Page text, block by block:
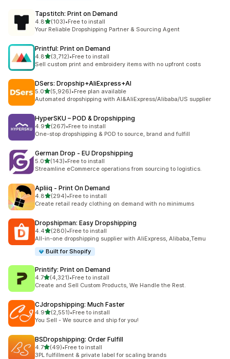
Tapstitch: Print on Demand
4.85つ星中
(103)
合計レビュー数：103件
•Free to install
Your Reliable Dropshipping Partner & Sourcing Agent
Printful: Print on Demand
4.85つ星中
(3,712)
合計レビュー数：3712件
•Free to install
Sell custom print and embroidery items with no upfront costs
DSers: Dropship+AliExpress+AI
5.05つ星中
(5,926)
合計レビュー数：5926件
•Free plan available
Automated dropshipping with AI&AliExpress/Alibaba/US supplier
HyperSKU – POD & Dropshipping
4.95つ星中
(267)
合計レビュー数：267件
•Free to install
One-stop dropshipping & POD to source, brand and fulfill
German Drop ‑ EU Dropshipping
5.05つ星中
(143)
合計レビュー数：143件
•Free to install
Streamline eCommerce operations from sourcing to logistics.
Apliiq ‑ Print On Demand
4.85つ星中
(294)
合計レビュー数：294件
•Free to install
Create retail ready clothing on demand with no minimums
Dropshipman: Easy Dropshipping
4.45つ星中
(280)
合計レビュー数：280件
•Free to install
All-in-one dropshipping supplier with AliExpress, Alibaba,Temu
Built for Shopify
Printify: Print on Demand
4.75つ星中
(4,321)
合計レビュー数：4321件
•Free to install
Create and Sell Custom Products, We Handle the Rest.
CJdropshipping: Much Faster
4.95つ星中
(2,551)
合計レビュー数：2551件
•Free to install
You Sell - We source and ship for you!
BSDropshipping: Order Fulfill
4.75つ星中
(49)
合計レビュー数：49件
•Free to install
3PL fulfillment & private label for scaling brands